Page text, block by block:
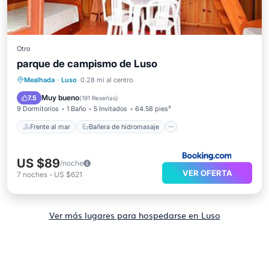
Otro
parque de campismo de Luso
Mealhada · Luso 0.28 mi al centro
7.5 Muy bueno(191 Reseñas)
9 Dormitorios 1 Baño 5 Invitados 64.58 pies²
Frente al mar Bañera de hidromasaje
Frente al mar
Bañera de hidromasaje
Desayuno
Aparcamiento
US $89/noche
7 noches - US $621 VER OFERTA
Ver más lugares para hospedarse en Luso